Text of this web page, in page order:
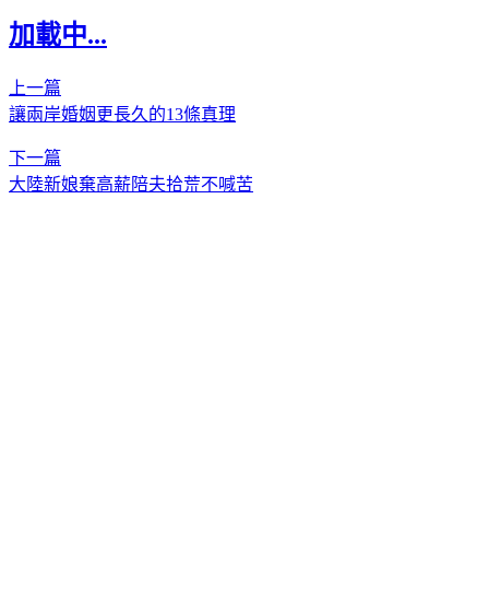
加載中...
上一篇
讓兩岸婚姻更長久的13條真理
下一篇
大陸新娘棄高薪陪夫拾荒不喊苦